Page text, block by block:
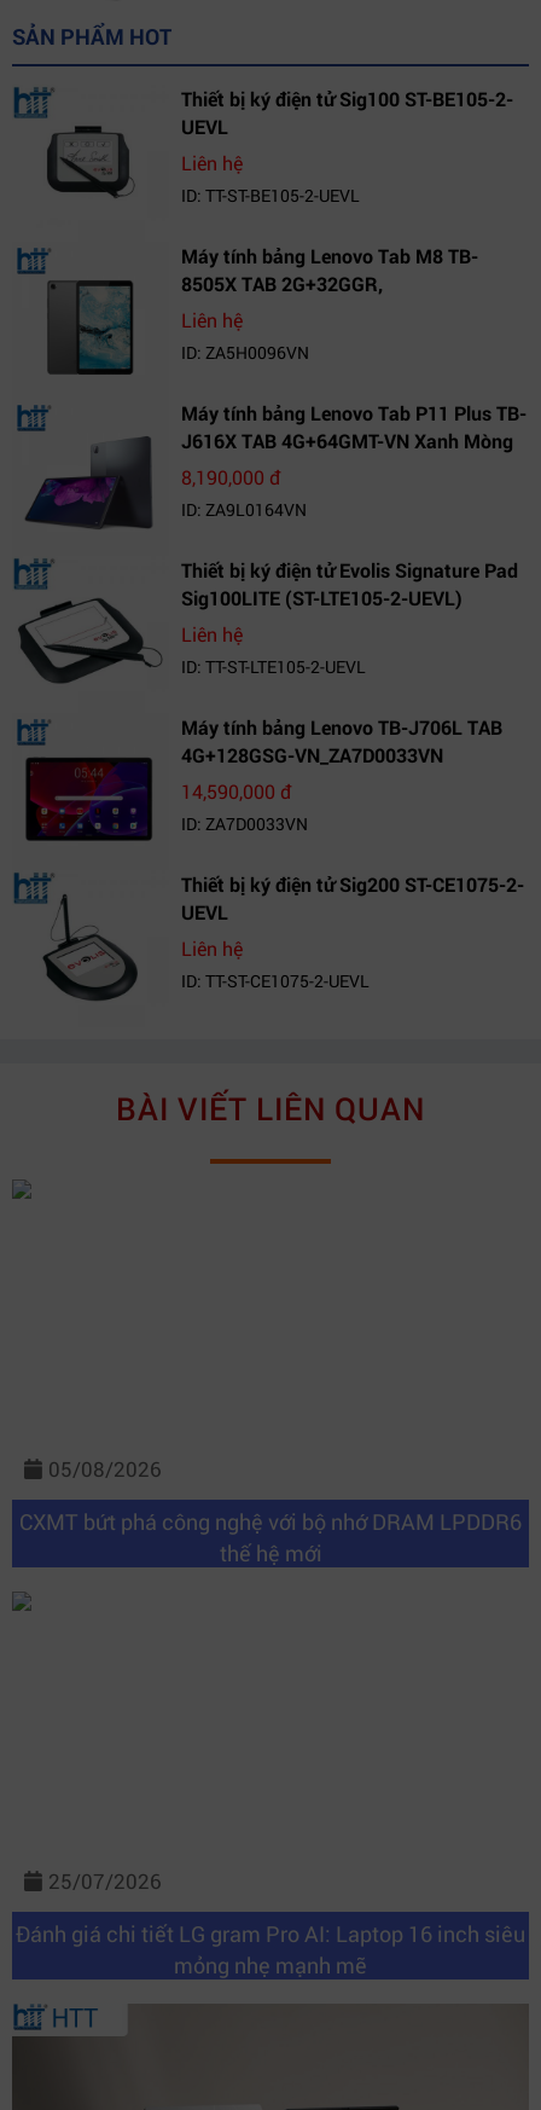
SẢN PHẨM HOT
Thiết bị ký điện tử Sig100 ST-BE105-2-
UEVL
Liên hệ
ID: TT-ST-BE105-2-UEVL
Máy tính bảng Lenovo Tab M8 TB-
8505X TAB 2G+32GGR,
VN_ZA5H0096VN
Liên hệ
ID: ZA5H0096VN
Máy tính bảng Lenovo Tab P11 Plus TB-
J616X TAB 4G+64GMT-VN Xanh Mòng
Két_ZA9L0164VN
8,190,000 đ
ID: ZA9L0164VN
Thiết bị ký điện tử Evolis Signature Pad
Sig100LITE (ST-LTE105-2-UEVL)
Liên hệ
ID: TT-ST-LTE105-2-UEVL
Máy tính bảng Lenovo TB-J706L TAB
4G+128GSG-VN_ZA7D0033VN
14,590,000 đ
ID: ZA7D0033VN
Thiết bị ký điện tử Sig200 ST-CE1075-2-
UEVL
Liên hệ
ID: TT-ST-CE1075-2-UEVL
BÀI VIẾT LIÊN QUAN
05/08/2026
CXMT bứt phá công nghệ với bộ nhớ DRAM LPDDR6
thế hệ mới
25/07/2026
Đánh giá chi tiết LG gram Pro AI: Laptop 16 inch siêu
mỏng nhẹ mạnh mẽ